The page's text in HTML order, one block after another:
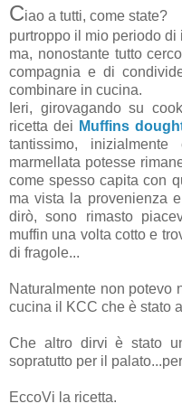
Ciao a tutti, come state?
purtroppo il mio periodo
ma, nonostante tutto
compagnia e di
combinare in cucina.
Ieri, girovagando su
ricetta dei Muffins
tantissimo,
marmellata potesse
come spesso capita con
ma vista la provenienza
dirò, sono rimasto
muffin una volta cotto e
di fragole...
Naturalmente non potevo
cucina il KCC che è stato
Che altro dirvi è stato
sopratutto per il
EccoVi la ricetta.